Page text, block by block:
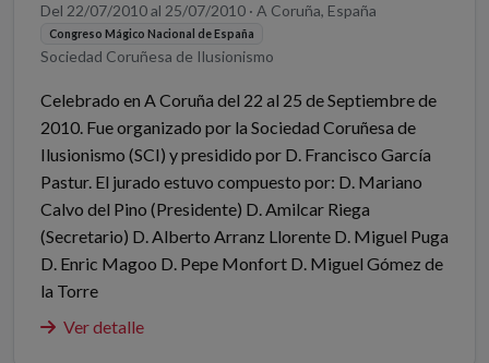
Del 22/07/2010 al 25/07/2010 · A Coruña, España
Congreso Mágico Nacional de España
Sociedad Coruñesa de Ilusionismo
Celebrado en A Coruña del 22 al 25 de Septiembre de
2010. Fue organizado por la Sociedad Coruñesa de
Ilusionismo (SCI) y presidido por D. Francisco García
Pastur. El jurado estuvo compuesto por: D. Mariano
Calvo del Pino (Presidente) D. Amilcar Riega
(Secretario) D. Alberto Arranz Llorente D. Miguel Puga
D. Enric Magoo D. Pepe Monfort D. Miguel Gómez de
la Torre
Ver detalle